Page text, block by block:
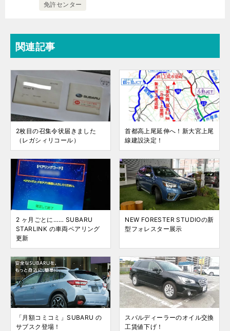
免許センター
関連記事
2枚目の召集令状届きました
（レガシィリコール）
首都高上尾延伸へ！新大宮上尾
線建設決定！
2 ヶ月ごとに…… SUBARU
STARLINK の車両ペアリング
更新
NEW FORESTER STUDIOの新
型フォレスター展示
「月額コミコミ」SUBARU の
サブスク登場！
スバルディーラーのオイル交換
工賃値下げ！